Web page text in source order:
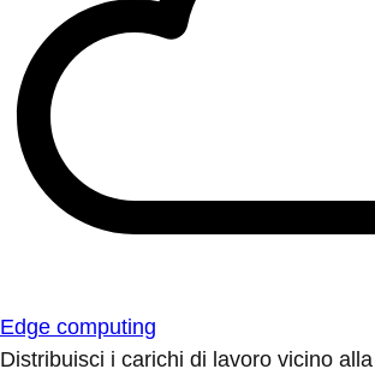
Edge computing
Distribuisci i carichi di lavoro vicino